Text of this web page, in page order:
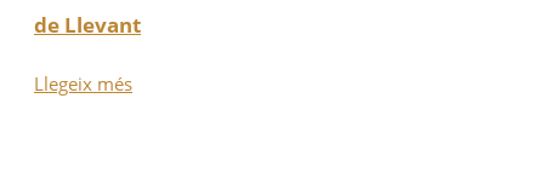
de Llevant
Llegeix més